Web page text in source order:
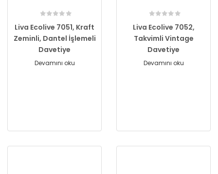
Liva Ecolive 7051, Kraft
Zeminli, Dantel İşlemeli
Davetiye
Devamını oku
Liva Ecolive 7052,
Takvimli Vintage
Davetiye
Devamını oku